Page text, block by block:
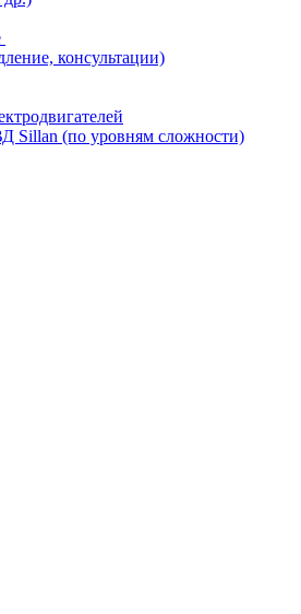
консультации)
Sillan (по уровням сложности)